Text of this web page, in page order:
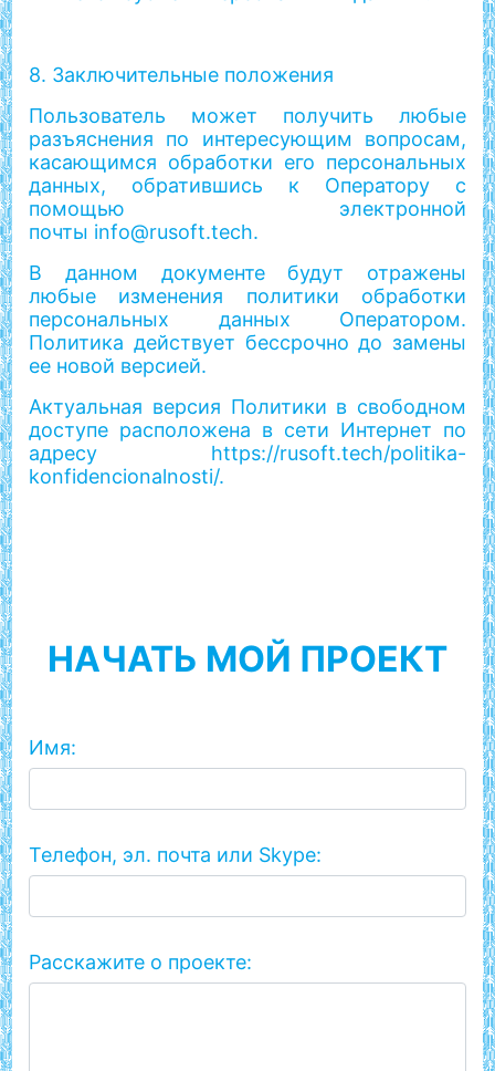
8. Заключительные положения
Пользователь может получить любые
разъяснения по интересующим вопросам,
касающимся обработки его персональных
данных, обратившись к Оператору с
помощью электронной
почты info@rusoft.tech.
В данном документе будут отражены
любые изменения политики обработки
персональных данных Оператором.
Политика действует бессрочно до замены
ее новой версией.
Актуальная версия Политики в свободном
доступе расположена в сети Интернет по
адресу https://rusoft.tech/politika-
konfidencionalnosti/.
НАЧАТЬ МОЙ ПРОЕКТ
Имя:
Телефон, эл. почта или Skype:
Расскажите о проекте: